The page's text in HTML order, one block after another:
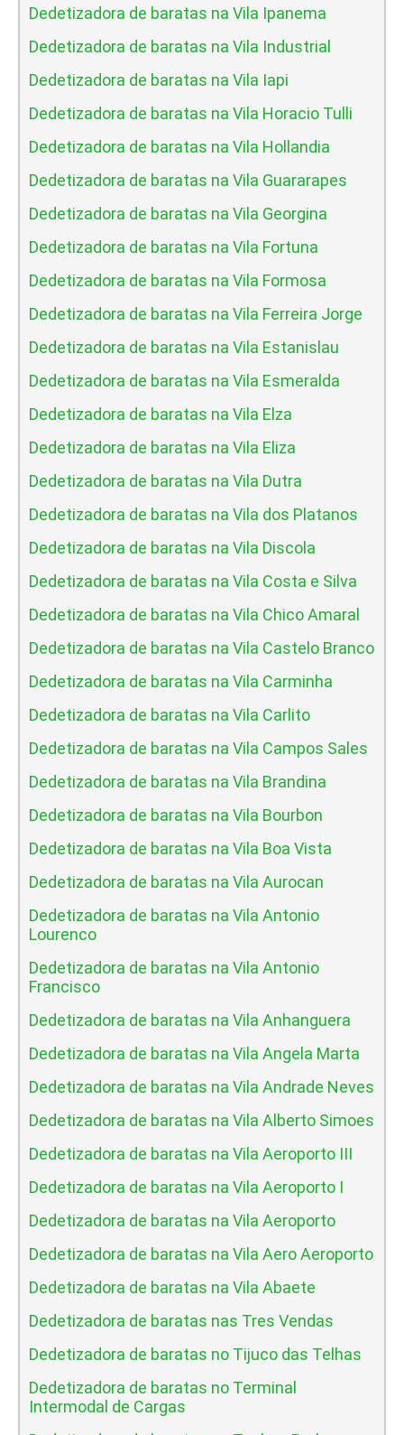
Dedetizadora de baratas na Vila Ipanema
Dedetizadora de baratas na Vila Industrial
Dedetizadora de baratas na Vila Iapi
Dedetizadora de baratas na Vila Horacio Tulli
Dedetizadora de baratas na Vila Hollandia
Dedetizadora de baratas na Vila Guararapes
Dedetizadora de baratas na Vila Georgina
Dedetizadora de baratas na Vila Fortuna
Dedetizadora de baratas na Vila Formosa
Dedetizadora de baratas na Vila Ferreira Jorge
Dedetizadora de baratas na Vila Estanislau
Dedetizadora de baratas na Vila Esmeralda
Dedetizadora de baratas na Vila Elza
Dedetizadora de baratas na Vila Eliza
Dedetizadora de baratas na Vila Dutra
Dedetizadora de baratas na Vila dos Platanos
Dedetizadora de baratas na Vila Discola
Dedetizadora de baratas na Vila Costa e Silva
Dedetizadora de baratas na Vila Chico Amaral
Dedetizadora de baratas na Vila Castelo Branco
Dedetizadora de baratas na Vila Carminha
Dedetizadora de baratas na Vila Carlito
Dedetizadora de baratas na Vila Campos Sales
Dedetizadora de baratas na Vila Brandina
Dedetizadora de baratas na Vila Bourbon
Dedetizadora de baratas na Vila Boa Vista
Dedetizadora de baratas na Vila Aurocan
Dedetizadora de baratas na Vila Antonio
Lourenco
Dedetizadora de baratas na Vila Antonio
Francisco
Dedetizadora de baratas na Vila Anhanguera
Dedetizadora de baratas na Vila Angela Marta
Dedetizadora de baratas na Vila Andrade Neves
Dedetizadora de baratas na Vila Alberto Simoes
Dedetizadora de baratas na Vila Aeroporto III
Dedetizadora de baratas na Vila Aeroporto I
Dedetizadora de baratas na Vila Aeroporto
Dedetizadora de baratas na Vila Aero Aeroporto
Dedetizadora de baratas na Vila Abaete
Dedetizadora de baratas nas Tres Vendas
Dedetizadora de baratas no Tijuco das Telhas
Dedetizadora de baratas no Terminal
Intermodal de Cargas